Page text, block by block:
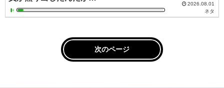
2026.08.01
ネタ
次のページ